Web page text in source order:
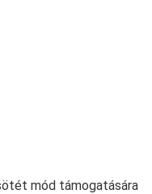
mód támogatására